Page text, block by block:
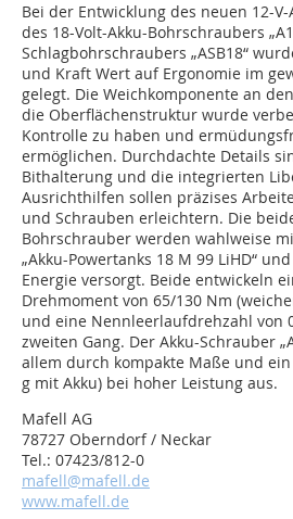
Bei der Entwicklung des neuen 12-V-
des 18-Volt-Akku-Bohrschraubers
Schlagbohrschraubers „ASB18“
und Kraft Wert auf Ergonomie im
gelegt. Die Weichkomponente an
die Oberflächenstruktur wurde
Kontrolle zu haben und
ermöglichen. Durchdachte Details
Bithalterung und die integrierten
Ausrichthilfen sollen präzises
und Schrauben erleichtern. Die
Bohrschrauber werden wahlweise
„Akku-Powertanks 18 M 99 LiHD“
Energie versorgt. Beide entwickeln
Drehmoment von 65/130 Nm
und eine Nennleerlaufdrehzahl von
zweiten Gang. Der Akku-Schrauber
allem durch kompakte Maße und
g mit Akku) bei hoher Leistung aus.
Mafell AG
78727 Oberndorf / Neckar
Tel.: 07423/812-0
mafell@mafell.de
www.mafell.de